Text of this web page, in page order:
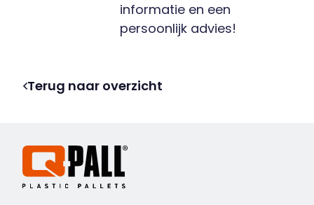
informatie en een
persoonlijk advies!
Terug naar overzicht